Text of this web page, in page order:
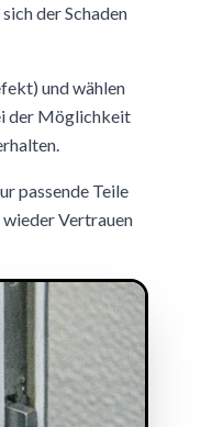
der Schaden
und wählen
der Möglichkeit
passende Teile
Vertrauen